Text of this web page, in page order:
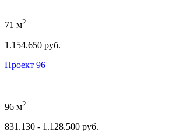
71 м2
1.154.650 руб.
Проект 96
96 м2
831.130 - 1.128.500 руб.